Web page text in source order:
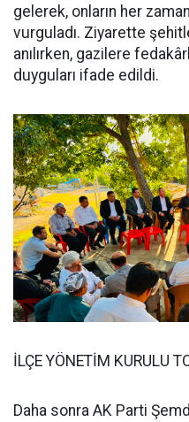
gelerek, onların her
vurguladı. Ziyarette
anılırken, gazilere
duyguları ifade edildi.
İLÇE YÖNETİM KURULU
Daha sonra AK Parti